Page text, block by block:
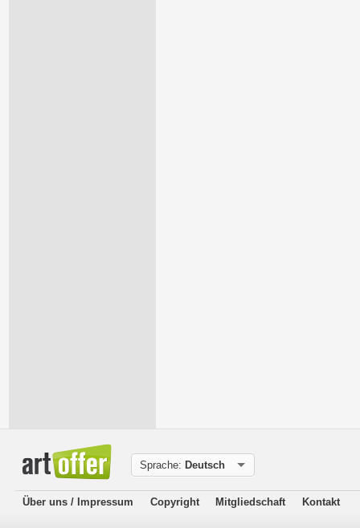
Sprache: Deutsch
Über uns / Impressum Copyright Mitgliedschaft Kontakt